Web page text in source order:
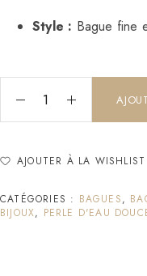
Style : Bague fine
AJOUTER À LA WISHLIST
CATÉGORIES : BAGUES,
BIJOUX, PERLE D'EAU